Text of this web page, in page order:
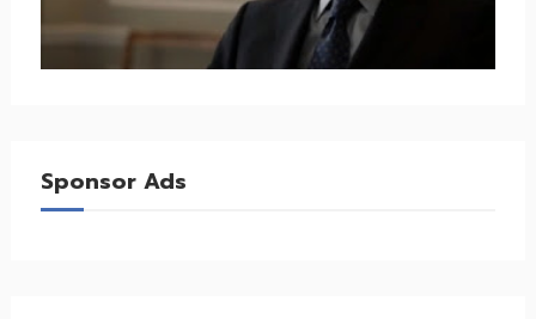
Sponsor Ads